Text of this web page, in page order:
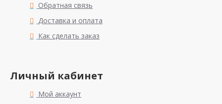
Обратная связь
Доставка и оплата
Как сделать заказ
Личный кабинет
Мой аккаунт